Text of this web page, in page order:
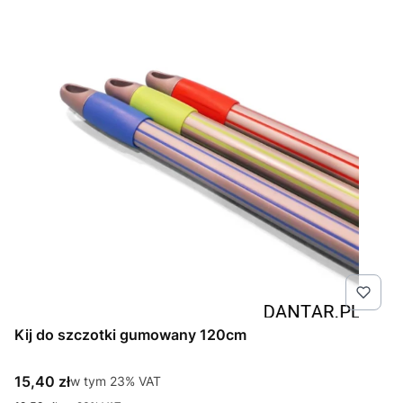
Kij do szczotki gumowany 120cm
Cena brutto
15,40 złw tym %s VAT
w tym 23% VAT